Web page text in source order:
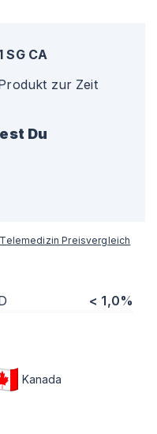
SG CA
zur Zeit
Du
Telemedizin Preisvergleich
< 1,0%
Kanada